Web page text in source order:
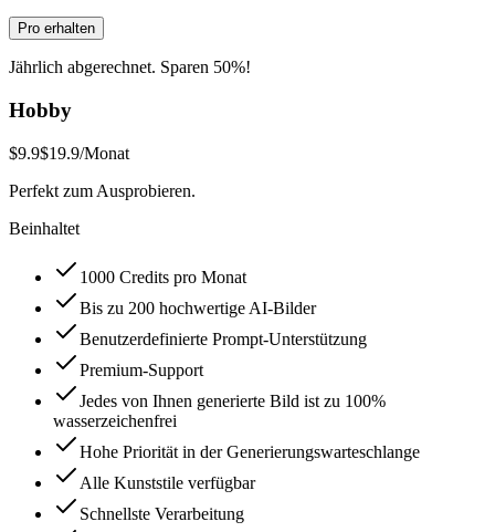
Pro erhalten
Jährlich abgerechnet. Sparen 50%!
Hobby
$9.9$19.9/Monat
Perfekt zum Ausprobieren.
Beinhaltet
1000 Credits pro Monat
Bis zu 200 hochwertige AI-Bilder
Benutzerdefinierte Prompt-Unterstützung
Premium-Support
Jedes von Ihnen generierte Bild ist zu 100%
wasserzeichenfrei
Hohe Priorität in der Generierungswarteschlange
Alle Kunststile verfügbar
Schnellste Verarbeitung